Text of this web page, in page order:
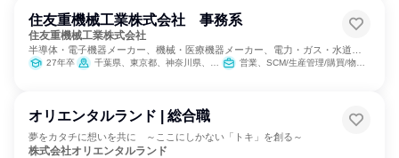
住友重機械工業株式会社 事務系
住友重機械工業株式会社
半導体・電子機器メーカー、機械・医療機器メーカー、電力・ガス・水道・
エネルギー
27年卒 千葉県、東京都、神奈川県、愛知県、愛媛県 営業、SCM/生産管理/購買/物流、経理/税務/財務、人事、経営/事業企画、商品企画
オリエンタルランド | 総合職
夢をカタチに想いを共に ～ここにしかない「トキ」を創る～
株式会社オリエンタルランド